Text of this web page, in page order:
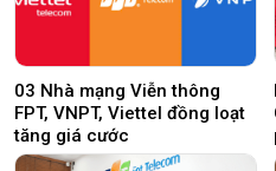
03 Nhà mạng Viễn thông
FPT, VNPT, Viettel đồng loạt
tăng giá cước